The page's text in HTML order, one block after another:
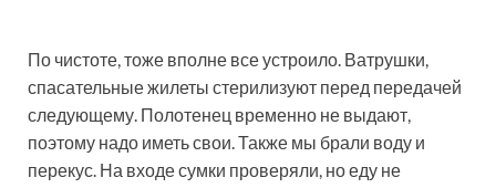
По чистоте, тоже вполне все устроило. Ватрушки,
спасательные жилеты стерилизуют перед передачей
следующему. Полотенец временно не выдают,
поэтому надо иметь свои. Также мы брали воду и
перекус. На входе сумки проверяли, но еду не